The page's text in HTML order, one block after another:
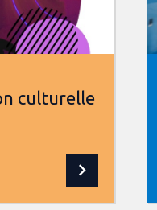
culturelle